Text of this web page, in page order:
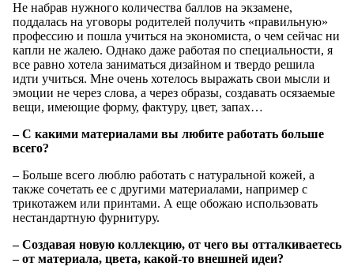
Не набрав нужного количества баллов на экзамене,
поддалась на уговоры родителей получить «правильную»
профессию и пошла учиться на экономиста, о чем сейчас ни
капли не жалею. Однако даже работая по специальности, я
все равно хотела заниматься дизайном и твердо решила
идти учиться. Мне очень хотелось выражать свои мысли и
эмоции не через слова, а через образы, создавать осязаемые
вещи, имеющие форму, фактуру, цвет, запах…
– С какими материалами вы любите работать больше
всего?
– Больше всего люблю работать с натуральной кожей, а
также сочетать ее с другими материалами, например с
трикотажем или принтами. А еще обожаю использовать
нестандартную фурнитуру.
– Создавая новую коллекцию, от чего вы отталкиваетесь
– от материала, цвета, какой-то внешней идеи?